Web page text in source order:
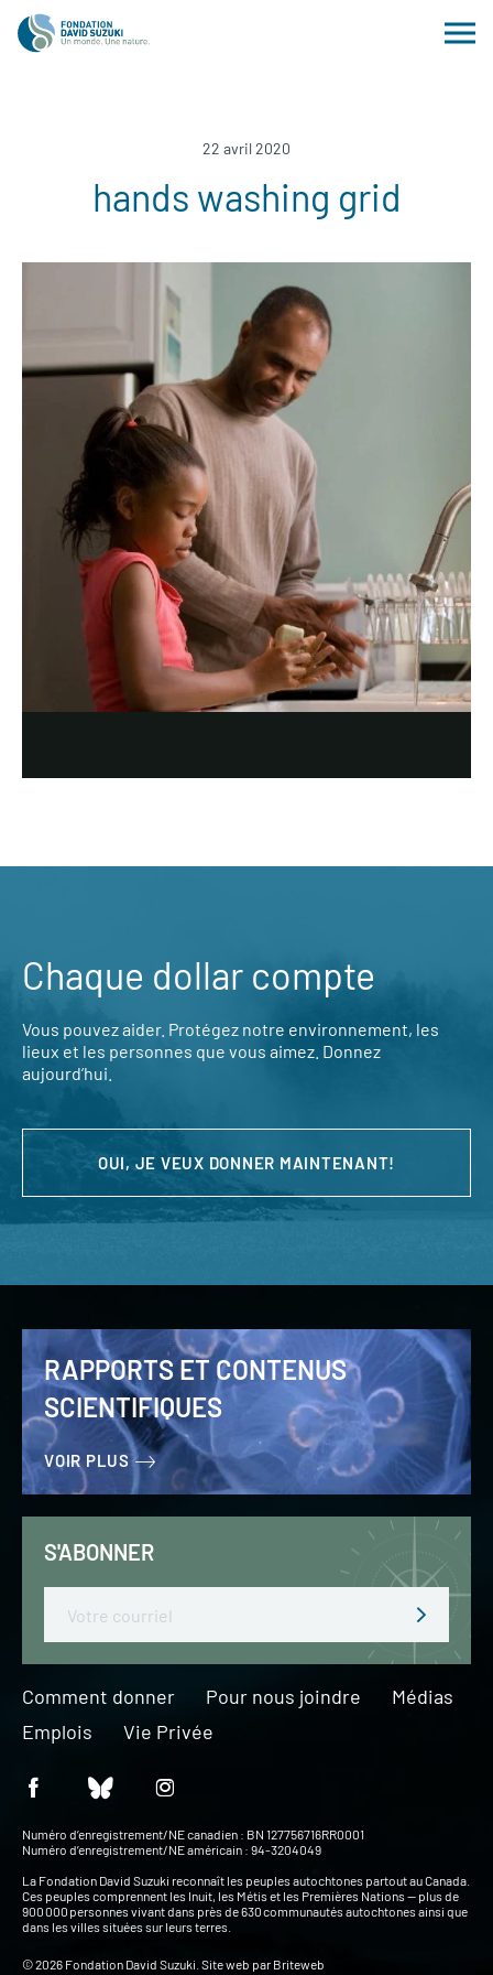
22 avril 2020
hands washing grid
Chaque dollar compte
Vous pouvez aider. Protégez notre environnement, les
lieux et les personnes que vous aimez. Donnez
aujourd’hui.
OUI, JE VEUX DONNER MAINTENANT!
RAPPORTS ET CONTENUS
SCIENTIFIQUES
VOIR PLUS
S'ABONNER
Comment donner Pour nous joindre
Médias
Emplois
Vie Privée
Numéro d’enregistrement/NE canadien : BN 127756716RR0001
Numéro d’enregistrement/NE américain : 94-3204049
La Fondation David Suzuki reconnaît les peuples autochtones partout au Canada.
Ces peuples comprennent les Inuit, les Métis et les Premières Nations — plus de
900 000 personnes vivant dans près de 630 communautés autochtones ainsi que
dans les villes situées sur leurs terres.
© 2026 Fondation David Suzuki. Site web par Briteweb